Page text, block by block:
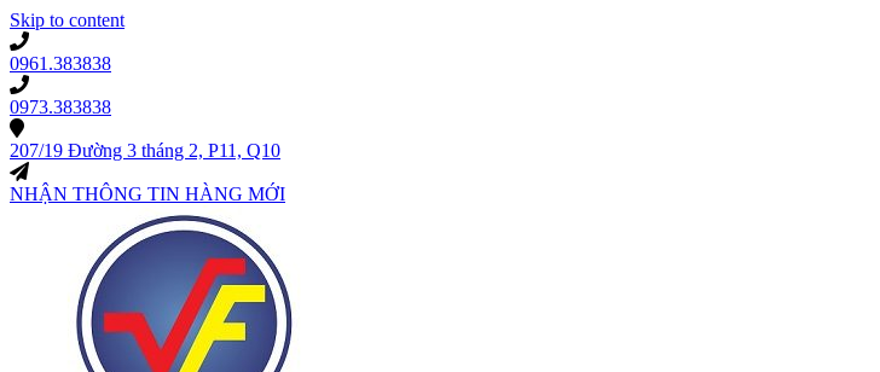
Skip to content
0961.383838
0973.383838
207/19 Đường 3 tháng 2, P11, Q10
NHẬN THÔNG TIN HÀNG MỚI